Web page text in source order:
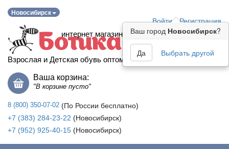
Новосибирск
Ваш город Новосибирск?
Да Выбрать другой
Войти Регистрация
интернет магазин
Ботика
Взрослая и Детская обувь оптом
Ваша корзина:
"В корзине пусто"
8 (800) 350-07-02 (По России бесплатно)
+7 (383) 284-23-22 (Новосибирск)
+7 (952) 925-40-15 (Новосибирск)